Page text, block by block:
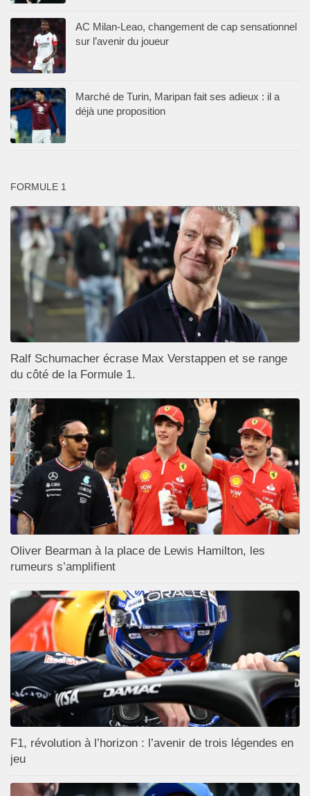
AC Milan-Leao, changement de cap sensationnel
sur l’avenir du joueur
Marché de Turin, Maripan fait ses adieux : il a
déjà une proposition
FORMULE 1
Ralf Schumacher écrase Max Verstappen et se range
du côté de la Formule 1.
Oliver Bearman à la place de Lewis Hamilton, les
rumeurs s’amplifient
F1, révolution à l’horizon : l’avenir de trois légendes en
jeu